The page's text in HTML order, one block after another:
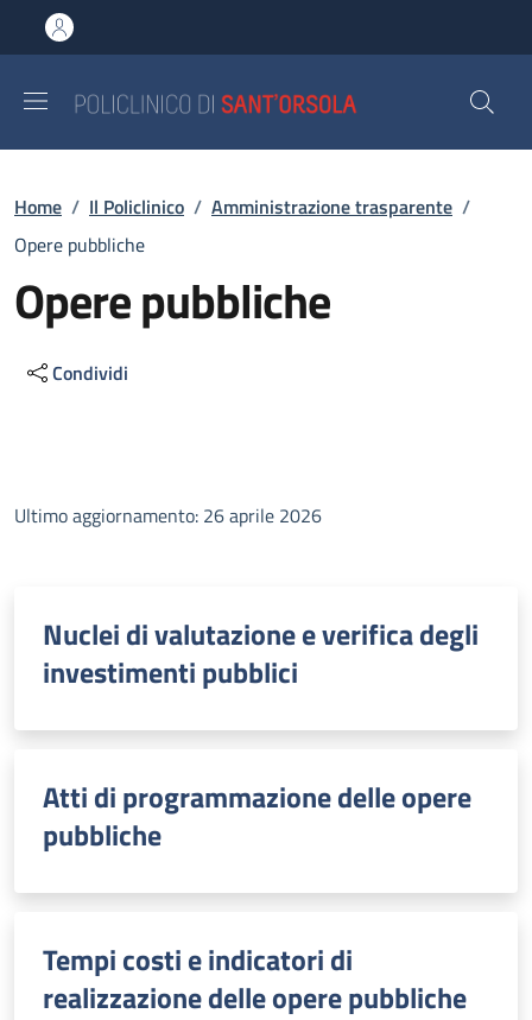
al contenuto principale
to footer content
Briciole di pane
Home / Il Policlinico / Amministrazione trasparente /
Opere pubbliche
Opere pubbliche
Condividi
Ultimo aggiornamento: 26 aprile 2026
Nuclei di valutazione e verifica degli
investimenti pubblici
Atti di programmazione delle opere
pubbliche
Tempi costi e indicatori di
realizzazione delle opere pubbliche